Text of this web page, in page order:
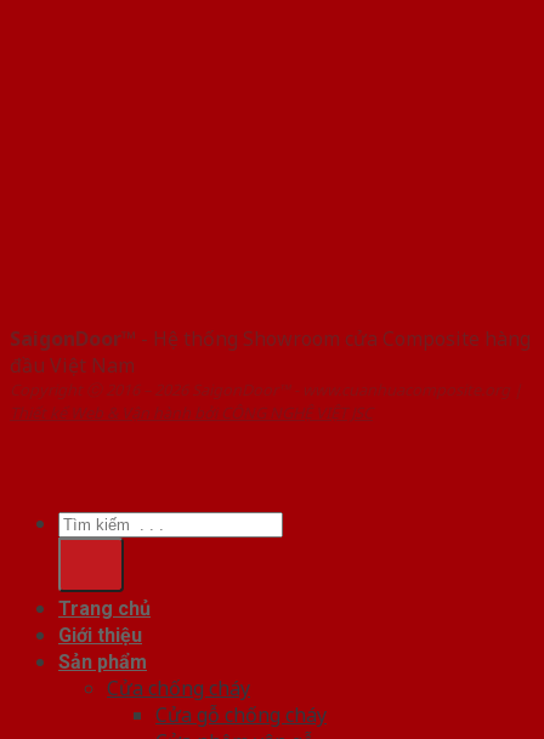
SaigonDoor™ - Hệ thống Showroom cửa Composite hàng
đầu Việt Nam
Copyright ⓒ 2016 – 2026 SaigonDoor™ - www.cuanhuacomposite.org |
Thiết kế Web & Vận hành bởi CÔNG NGHỆ VIỆT JSC
Tìm
kiếm:
Trang chủ
Giới thiệu
Sản phẩm
Cửa chống cháy
Cửa gỗ chống cháy